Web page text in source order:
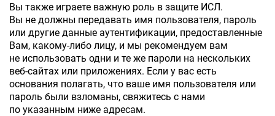
Вы также играете важную роль в защите ИСЛ.
Вы не должны передавать имя пользователя, пароль
или другие данные аутентификации, предоставленные
Вам, какому-либо лицу, и мы рекомендуем вам
не использовать одни и те же пароли на нескольких
веб-сайтах или приложениях. Если у вас есть
основания полагать, что ваше имя пользователя или
пароль были взломаны, свяжитесь с нами
по указанным ниже адресам.